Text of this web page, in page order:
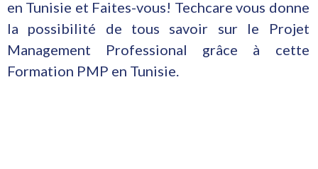
sur
notations
client
en Tunisie et Faites-vous! Techcare vous donne
la possibilité de tous savoir sur le Projet
Management Professional grâce à cette
Formation PMP en Tunisie.